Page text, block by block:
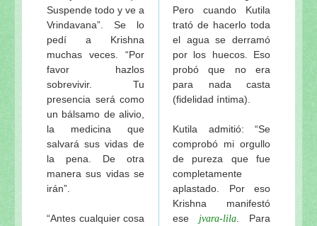
Suspende todo y ve a
Vrindavana”. Se lo
pedí a Krishna
muchas veces. “Por
favor hazlos
sobrevivir. Tu
presencia será como
un bálsamo de alivio,
la medicina que
salvará sus vidas de
la pena. De otra
manera sus vidas se
irán”.
“Antes cualquier cosa
Pero cuando Kutila
trató de hacerlo toda
el agua se derramó
por los huecos. Eso
probó que no era
para nada casta
(fidelidad íntima).
Kutila admitió: “Se
comprobó mi orgullo
de pureza que fue
completamente
aplastado. Por eso
Krishna manifestó
ese jvara-lila . Para